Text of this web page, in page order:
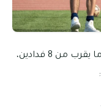
يبلغ مساحة حرم مدرسة برايتون كوليدج ما يقرب من 8 فدادين،